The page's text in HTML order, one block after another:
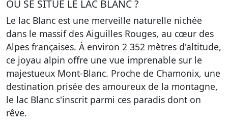
OÙ SE SITUE LE LAC BLANC ?
Le lac Blanc est une merveille naturelle nichée
dans le massif des Aiguilles Rouges, au cœur des
Alpes françaises. À environ 2 352 mètres d'altitude,
ce joyau alpin offre une vue imprenable sur le
majestueux Mont-Blanc. Proche de Chamonix, une
destination prisée des amoureux de la montagne,
le lac Blanc s'inscrit parmi ces paradis dont on
rêve.